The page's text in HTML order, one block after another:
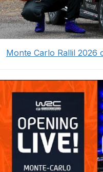
Monte Carlo Rallil 2026